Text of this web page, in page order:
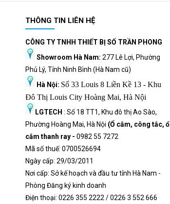
THÔNG TIN LIÊN HỆ
CÔNG TY TNHH THIẾT BỊ SỐ TRẦN PHONG
Showroom Hà Nam: 277 Lê Lợi, Phường
Phủ Lý, Tỉnh Ninh Bình (Hà Nam cũ)
Hà Nội: Số 33 Louis 8 Liền Kề 13 - Khu
Đô Thị Louis City Hoàng Mai, Hà Nội
LGTECH : Số 18 TT1, Khu đô thị Ao Sào,
Phường Hoàng Mai, Hà Nội (Ổ cắm, công tắc, ổ
cắm thanh ray - 0982 55 7272
Mã số thuế: 0700526694
Ngày cấp: 29/03/2011
Nơi cấp: Sở kế hoạch và đầu tư tỉnh Hà Nam -
Phòng Đăng ký kinh doanh
Điện thoại: 0226 355 2222 / 0226 3 552 666